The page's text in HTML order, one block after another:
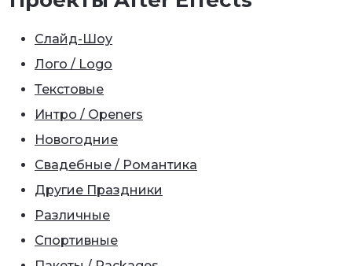
Слайд-Шоу
Лого / Logo
Текстовые
Интро / Openers
Новогодние
Свадебные / Романтика
Другие Праздники
Различные
Спортивные